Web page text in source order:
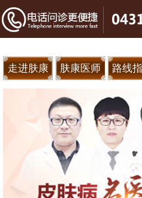
走进肤康 肤康医师 路线